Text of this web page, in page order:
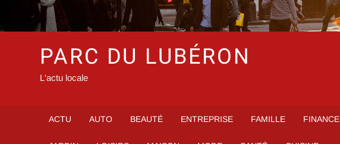
PARC DU LUBÉRON
L'actu locale
ACTU AUTO BEAUTÉ ENTREPRISE FAMILLE FINANCE